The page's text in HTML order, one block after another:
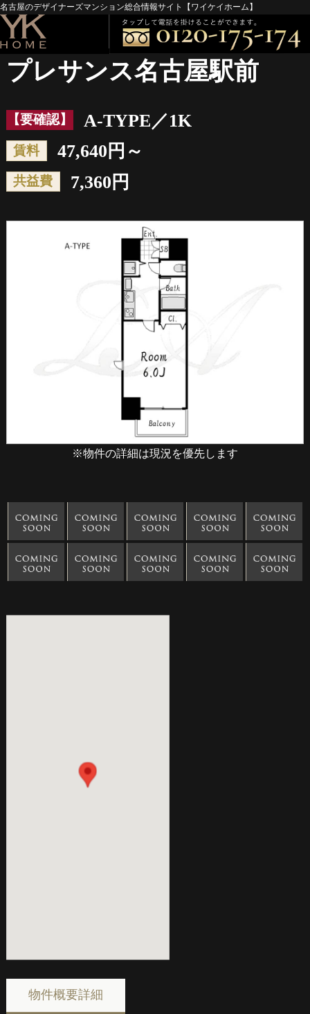
名古屋のデザイナーズマンション総合情報サイト【ワイケイホーム】
プレサンス名古屋駅前
【要確認】 A-TYPE／1K
賃料 47,640円～
共益費 7,360円
※物件の詳細は現況を優先します
物件概要詳細